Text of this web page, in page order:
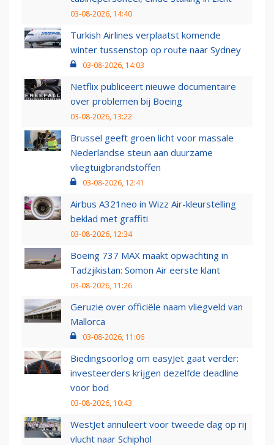
03-08-2026, 14:40
Turkish Airlines verplaatst komende
winter tussenstop op route naar Sydney
03-08-2026, 14:03
Netflix publiceert nieuwe documentaire
over problemen bij Boeing
03-08-2026, 13:22
Brussel geeft groen licht voor massale
Nederlandse steun aan duurzame
vliegtuigbrandstoffen
03-08-2026, 12:41
Airbus A321neo in Wizz Air-kleurstelling
beklad met graffiti
03-08-2026, 12:34
Boeing 737 MAX maakt opwachting in
Tadzjikistan: Somon Air eerste klant
03-08-2026, 11:26
Geruzie over officiële naam vliegveld van
Mallorca
03-08-2026, 11:06
Biedingsoorlog om easyJet gaat verder:
investeerders krijgen dezelfde deadline
voor bod
03-08-2026, 10:43
WestJet annuleert voor tweede dag op rij
vlucht naar Schiphol